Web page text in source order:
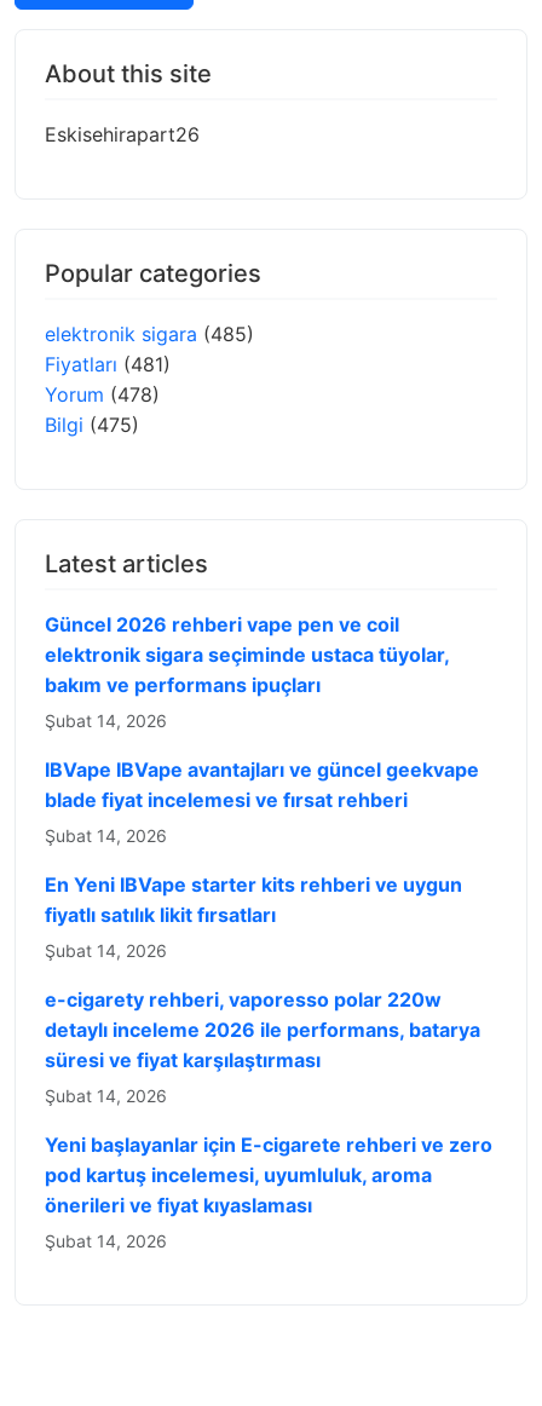
About this site
Eskisehirapart26
Popular categories
elektronik sigara (485)
Fiyatları (481)
Yorum (478)
Bilgi (475)
Latest articles
Güncel 2026 rehberi vape pen ve coil
elektronik sigara seçiminde ustaca tüyolar,
bakım ve performans ipuçları
Şubat 14, 2026
IBVape IBVape avantajları ve güncel geekvape
blade fiyat incelemesi ve fırsat rehberi
Şubat 14, 2026
En Yeni IBVape starter kits rehberi ve uygun
fiyatlı satılık likit fırsatları
Şubat 14, 2026
e-cigarety rehberi, vaporesso polar 220w
detaylı inceleme 2026 ile performans, batarya
süresi ve fiyat karşılaştırması
Şubat 14, 2026
Yeni başlayanlar için E-cigarete rehberi ve zero
pod kartuş incelemesi, uyumluluk, aroma
önerileri ve fiyat kıyaslaması
Şubat 14, 2026